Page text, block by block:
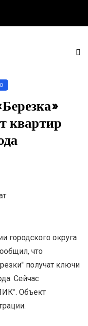
квартир
городского округа
что
получат ключи
Сейчас
Объект